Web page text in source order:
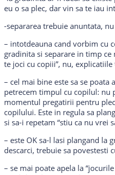
eu o sa plec, dar vin sa te iau
-separarea trebuie anuntata,
– intotdeauna cand vorbim cu
gradinita si separare in timp ce
te joci cu copiii”, nu,
– cel mai bine este sa se
petrecem timpul cu copilul: nu
momentul pregatirii pentru
copilului. Este in regula sa
si sa-i repetam “stiu ca nu vrei
– este OK sa-l lasi plangand la
descarci, trebuie sa povestesti
– se mai poate apela la